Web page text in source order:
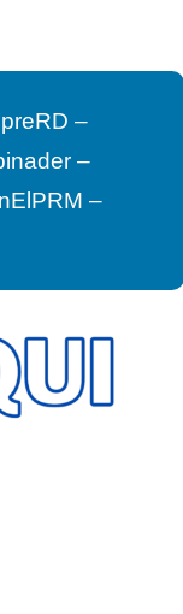
–
–
–